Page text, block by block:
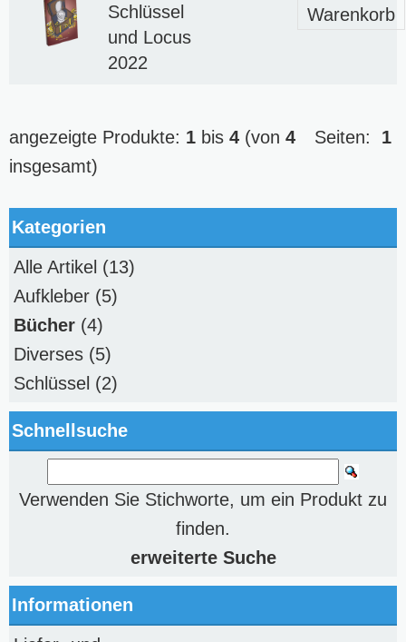
Schlüssel
und Locus
2022
Warenkorb
Seiten: 1
angezeigte Produkte: 1 bis 4 (von 4
insgesamt)
Kategorien
Alle Artikel (13)
Aufkleber (5)
Bücher (4)
Diverses (5)
Schlüssel (2)
Schnellsuche
Verwenden Sie Stichworte, um ein Produkt zu
finden.
erweiterte Suche
Informationen